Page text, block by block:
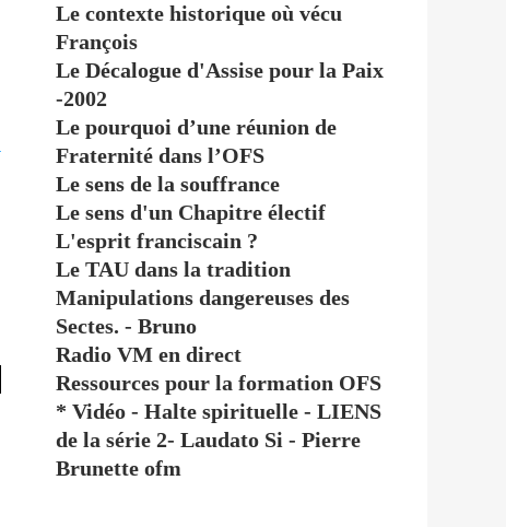
Le contexte historique où vécu
François
Le Décalogue d'Assise pour la Paix
-2002
Le pourquoi d’une réunion de
Fraternité dans l’OFS
Le sens de la souffrance
Le sens d'un Chapitre électif
L'esprit franciscain ?
Le TAU dans la tradition
Manipulations dangereuses des
Sectes. - Bruno
Radio VM en direct
Ressources pour la formation OFS
* Vidéo - Halte spirituelle - LIENS
de la série 2- Laudato Si - Pierre
Brunette ofm